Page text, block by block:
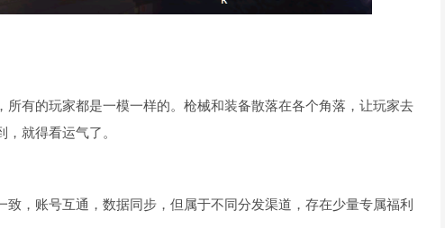
所有的玩家都是一模一样的。枪械和装备散落在各个角落，让玩家去
就得看运气了。
，账号互通，数据同步，但属于不同分发渠道，存在少量专属福利